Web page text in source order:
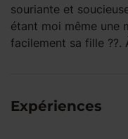
souriante et
étant moi même une
facilement sa fille ??.
Expériences